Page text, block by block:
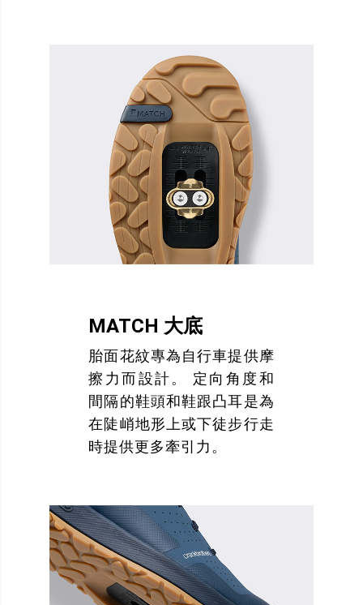
MATCH 大底
胎面花紋專為自行車提供摩
擦力而設計。 定向角度和
間隔的鞋頭和鞋跟凸耳是為
在陡峭地形上或下徒步行走
時提供更多牽引力。